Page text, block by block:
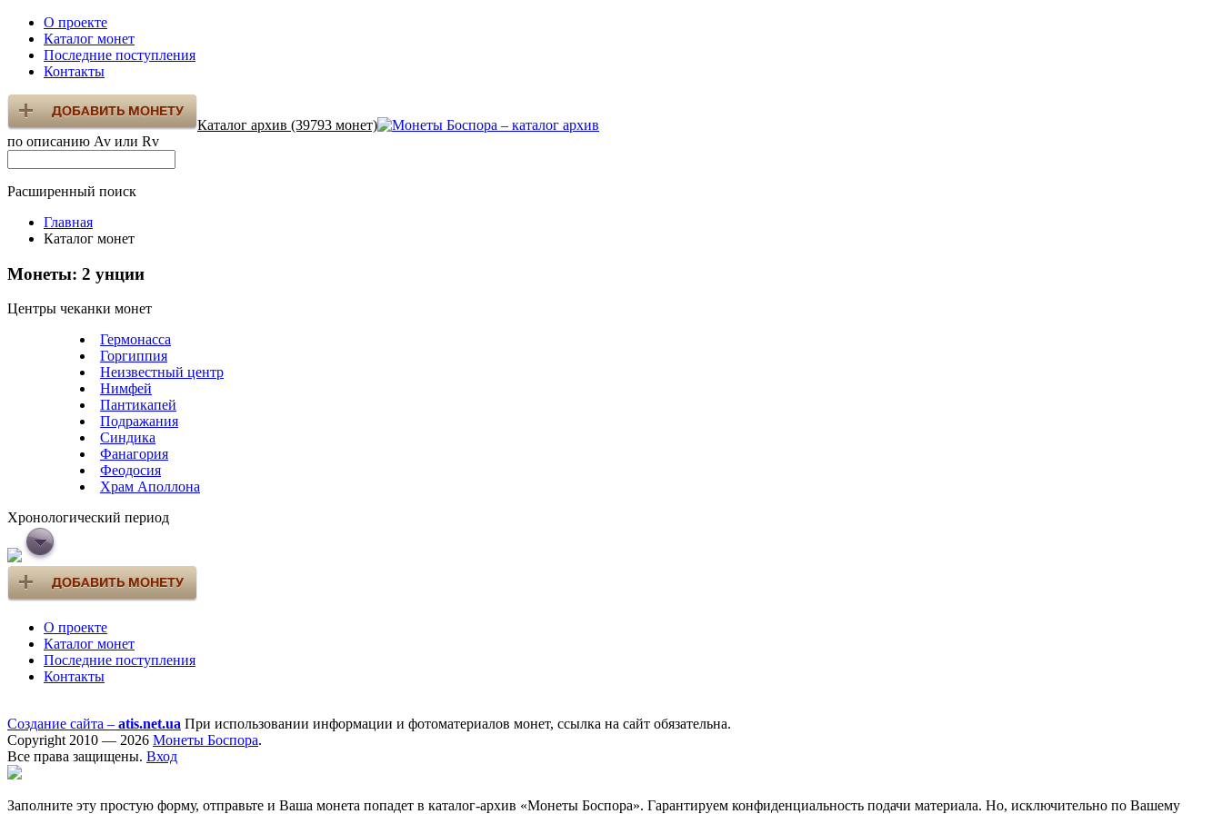
О проекте
Каталог монет
Последние поступления
Контакты
Каталог архив (39793 монет)
по описанию Av или Rv
Расширенный поиск
Главная
Каталог монет
Монеты: 2 унции
Центры чеканки монет
Гермонасса
Горгиппия
Неизвестный центр
Нимфей
Пантикапей
Подражания
Синдика
Фанагория
Феодосия
Храм Аполлона
Хронологический период
О проекте
Каталог монет
Последние поступления
Контакты
Создание сайта – atis.net.ua При использовании информации и фотоматериалов монет, ссылка на сайт обязательна.
Copyright 2010 — 2026 Монеты Боспора.
Все права защищены. Вход
Заполните эту простую форму, отправьте и Ваша монета попадет в каталог-архив «Монеты Боспора». Гарантируем конфиденциальность подачи материала. Но, исключительно по Вашему